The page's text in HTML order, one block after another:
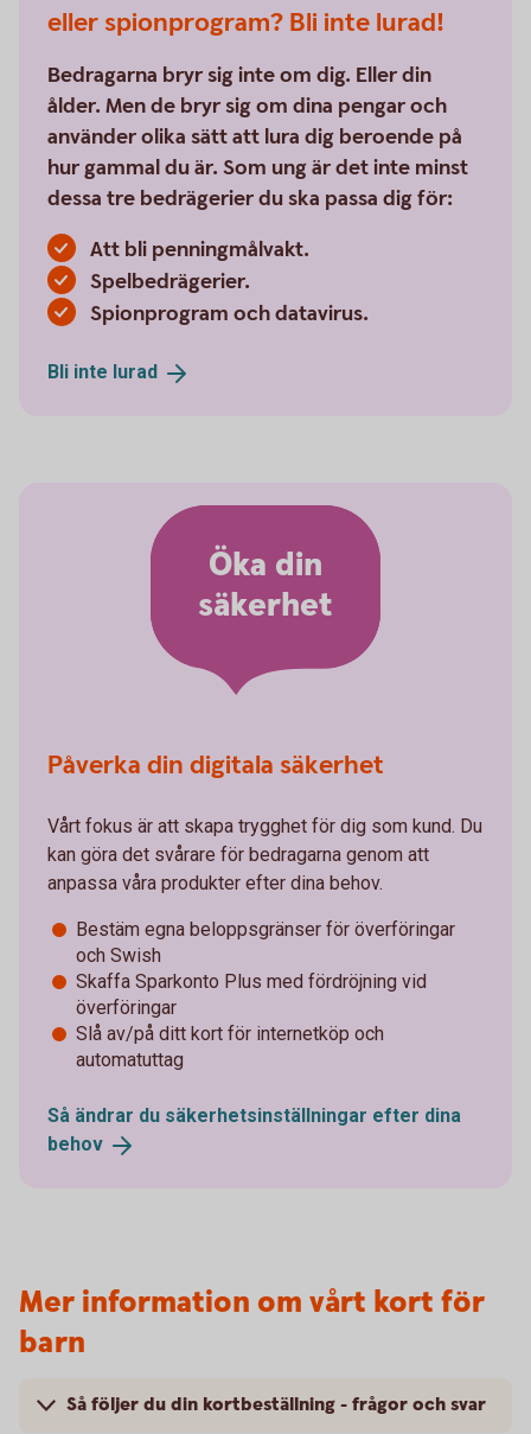
eller spionprogram? Bli inte lurad!
Bedragarna bryr sig inte om dig. Eller din
ålder. Men de bryr sig om dina pengar och
använder olika sätt att lura dig beroende på
hur gammal du är. Som ung är det inte minst
dessa tre bedrägerier du ska passa dig för:
Att bli penningmålvakt.
Spelbedrägerier.
Spionprogram och datavirus.
Bli inte lurad
Öka din
säkerhet
Påverka din digitala säkerhet
Vårt fokus är att skapa trygghet för dig som kund. Du
kan göra det svårare för bedragarna genom att
anpassa våra produkter efter dina behov.
Bestäm egna beloppsgränser för överföringar
och Swish
Skaffa Sparkonto Plus med fördröjning vid
överföringar
Slå av/på ditt kort för internetköp och
automatuttag
Så ändrar du säkerhetsinställningar efter dina
behov
Mer information om vårt kort för
barn
Så följer du din kortbeställning - frågor och svar